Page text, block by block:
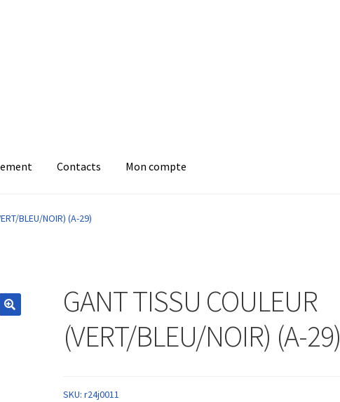
Contacts Mon compte
BLEU/NOIR) (A-29)
GANT TISSU COULEUR
(VERT/BLEU/NOIR) (A-29)
SKU:r24j0011